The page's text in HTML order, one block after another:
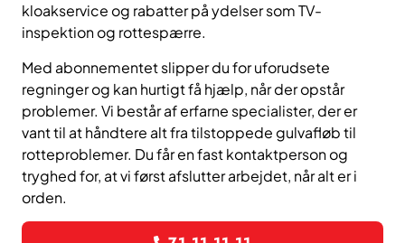
kloakservice og rabatter på ydelser som TV-
inspektion og rottespærre.
Med abonnementet slipper du for uforudsete
regninger og kan hurtigt få hjælp, når der opstår
problemer. Vi består af erfarne specialister, der er
vant til at håndtere alt fra tilstoppede gulvafløb til
rotteproblemer. Du får en fast kontaktperson og
tryghed for, at vi først afslutter arbejdet, når alt er i
orden.